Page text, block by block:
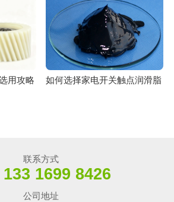
用攻略 如何选择家电开关触点润滑脂
联系方式
1699 8426
公司地址